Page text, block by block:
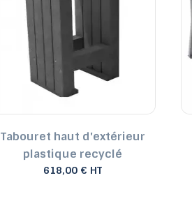
Tabouret haut d'extérieur
plastique recyclé
618,00 € HT